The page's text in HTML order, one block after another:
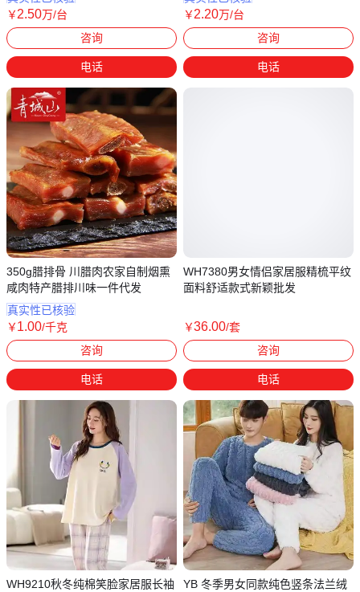
￥2.50万/台
贵州贵阳
咨询
电话
350g腊排骨 川腊肉农家自制烟熏
咸肉特产腊排川味一件代发
真实性已核验
￥1.00/千克
咨询
电话
WH9210秋冬纯棉笑脸家居服长袖
￥2.20万/台
浙江杭州
咨询
电话
WH7380男女情侣家居服精梳平纹
面料舒适款式新颖批发
￥36.00/套
咨询
电话
YB 冬季男女同款纯色竖条法兰绒